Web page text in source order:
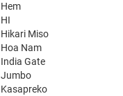
Hem
HI
Hikari Miso
Hoa Nam
India Gate
Jumbo
Kasapreko